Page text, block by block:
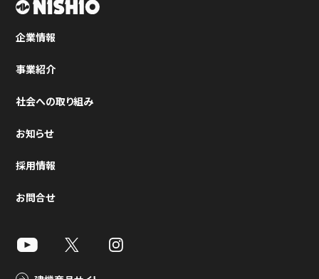
企業情報
事業紹介
社会への取り組み
お知らせ
採用情報
お問合せ